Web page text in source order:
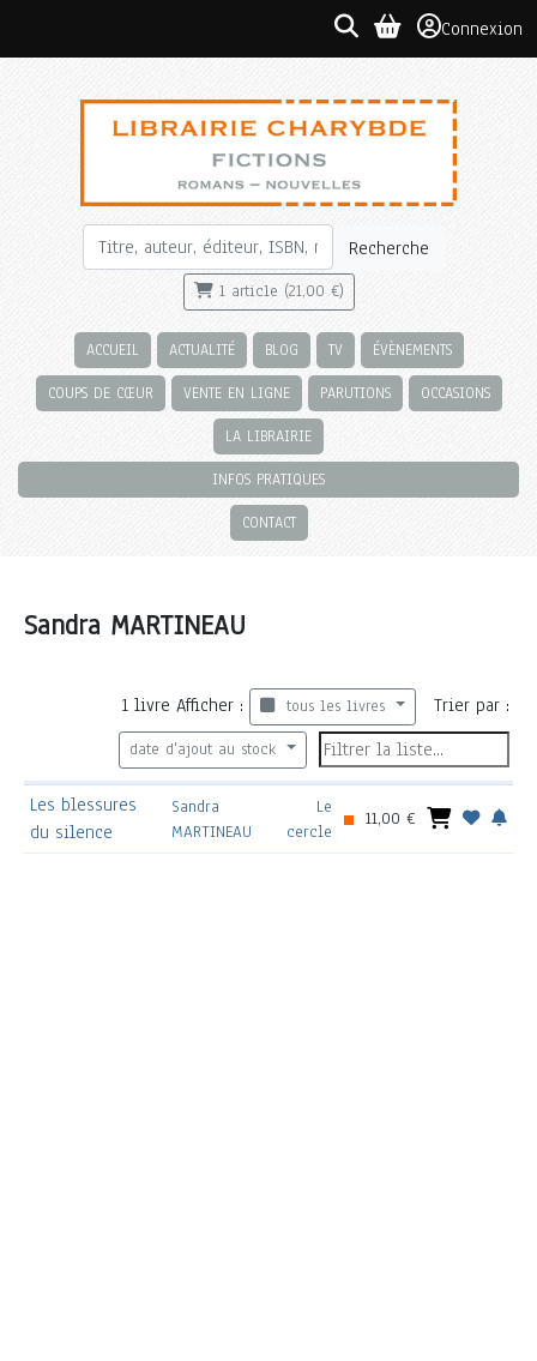
Connexion
Recherche
1 article (21,00 €)
ACCUEIL ACTUALITÉ BLOG TV ÉVÈNEMENTS
COUPS DE CŒUR VENTE EN LIGNE PARUTIONS OCCASIONS
LA LIBRAIRIE
INFOS PRATIQUES
CONTACT
Sandra MARTINEAU
1 livreAfficher : tous les livres Trier par :
date d'ajout au stock
Les blessures
du silence
Sandra
MARTINEAU
Le
cercle
11,00 €